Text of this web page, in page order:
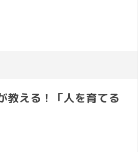
教える！「人を育てる